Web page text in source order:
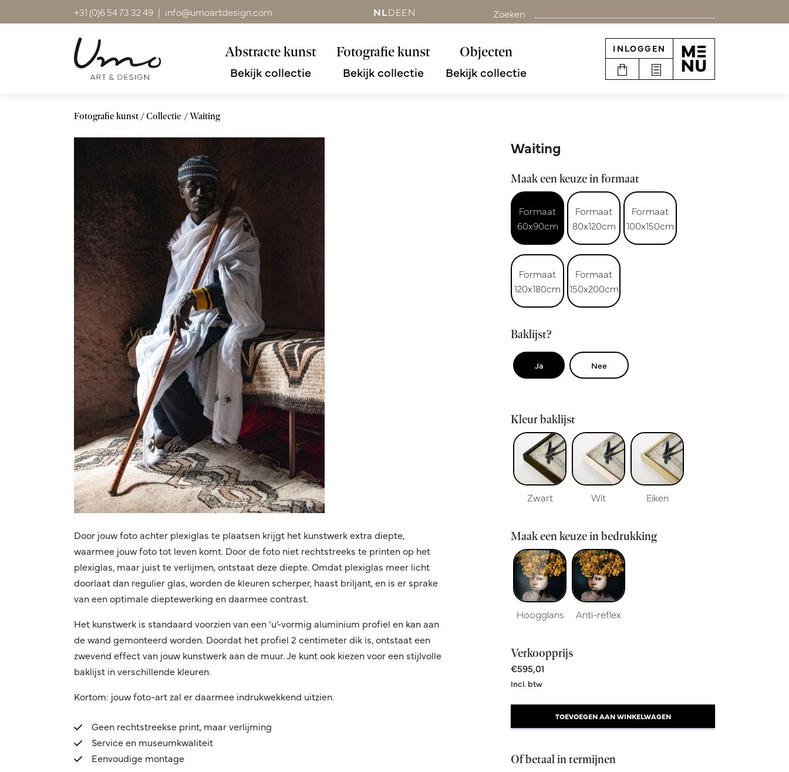
+31 (0)6 54 73 32 49 | info@umoartdesign.com NLDEEN Zoeken
Abstracte kunst
Bekijk collectie
Fotografie kunst
Bekijk collectie
Objecten
Bekijk collectie
INLOGGEN
Fotografie kunst Collectie Waiting
Door jouw foto achter plexiglas te plaatsen krijgt het kunstwerk extra diepte,
waarmee jouw foto tot leven komt. Door de foto niet rechtstreeks te printen op het
plexiglas, maar juist te verlijmen, ontstaat deze diepte. Omdat plexiglas meer licht
doorlaat dan regulier glas, worden de kleuren scherper, haast briljant, en is er sprake
van een optimale dieptewerking en daarmee contrast.
Het kunstwerk is standaard voorzien van een ‘u’-vormig aluminium profiel en kan aan
de wand gemonteerd worden. Doordat het profiel 2 centimeter dik is, ontstaat een
zwevend effect van jouw kunstwerk aan de muur. Je kunt ook kiezen voor een stijlvolle
baklijst in verschillende kleuren.
Kortom: jouw foto-art zal er daarmee indrukwekkend uitzien.
Geen rechtstreekse print, maar verlijming
Service en museumkwaliteit
Eenvoudige montage
Waiting
Maak een keuze in formaat
Formaat
60x90cm
Formaat
80x120cm
Formaat
100x150cm
Formaat
120x180cm
Formaat
150x200cm
Baklijst?
Ja Nee
Kleur baklijst
Zwart Wit Eiken
Maak een keuze in bedrukking
Hoogglans Anti-reflex
Verkoopprijs
€595,01
Incl. btw
TOEVOEGEN AAN WINKELWAGEN
Of betaal in termijnen